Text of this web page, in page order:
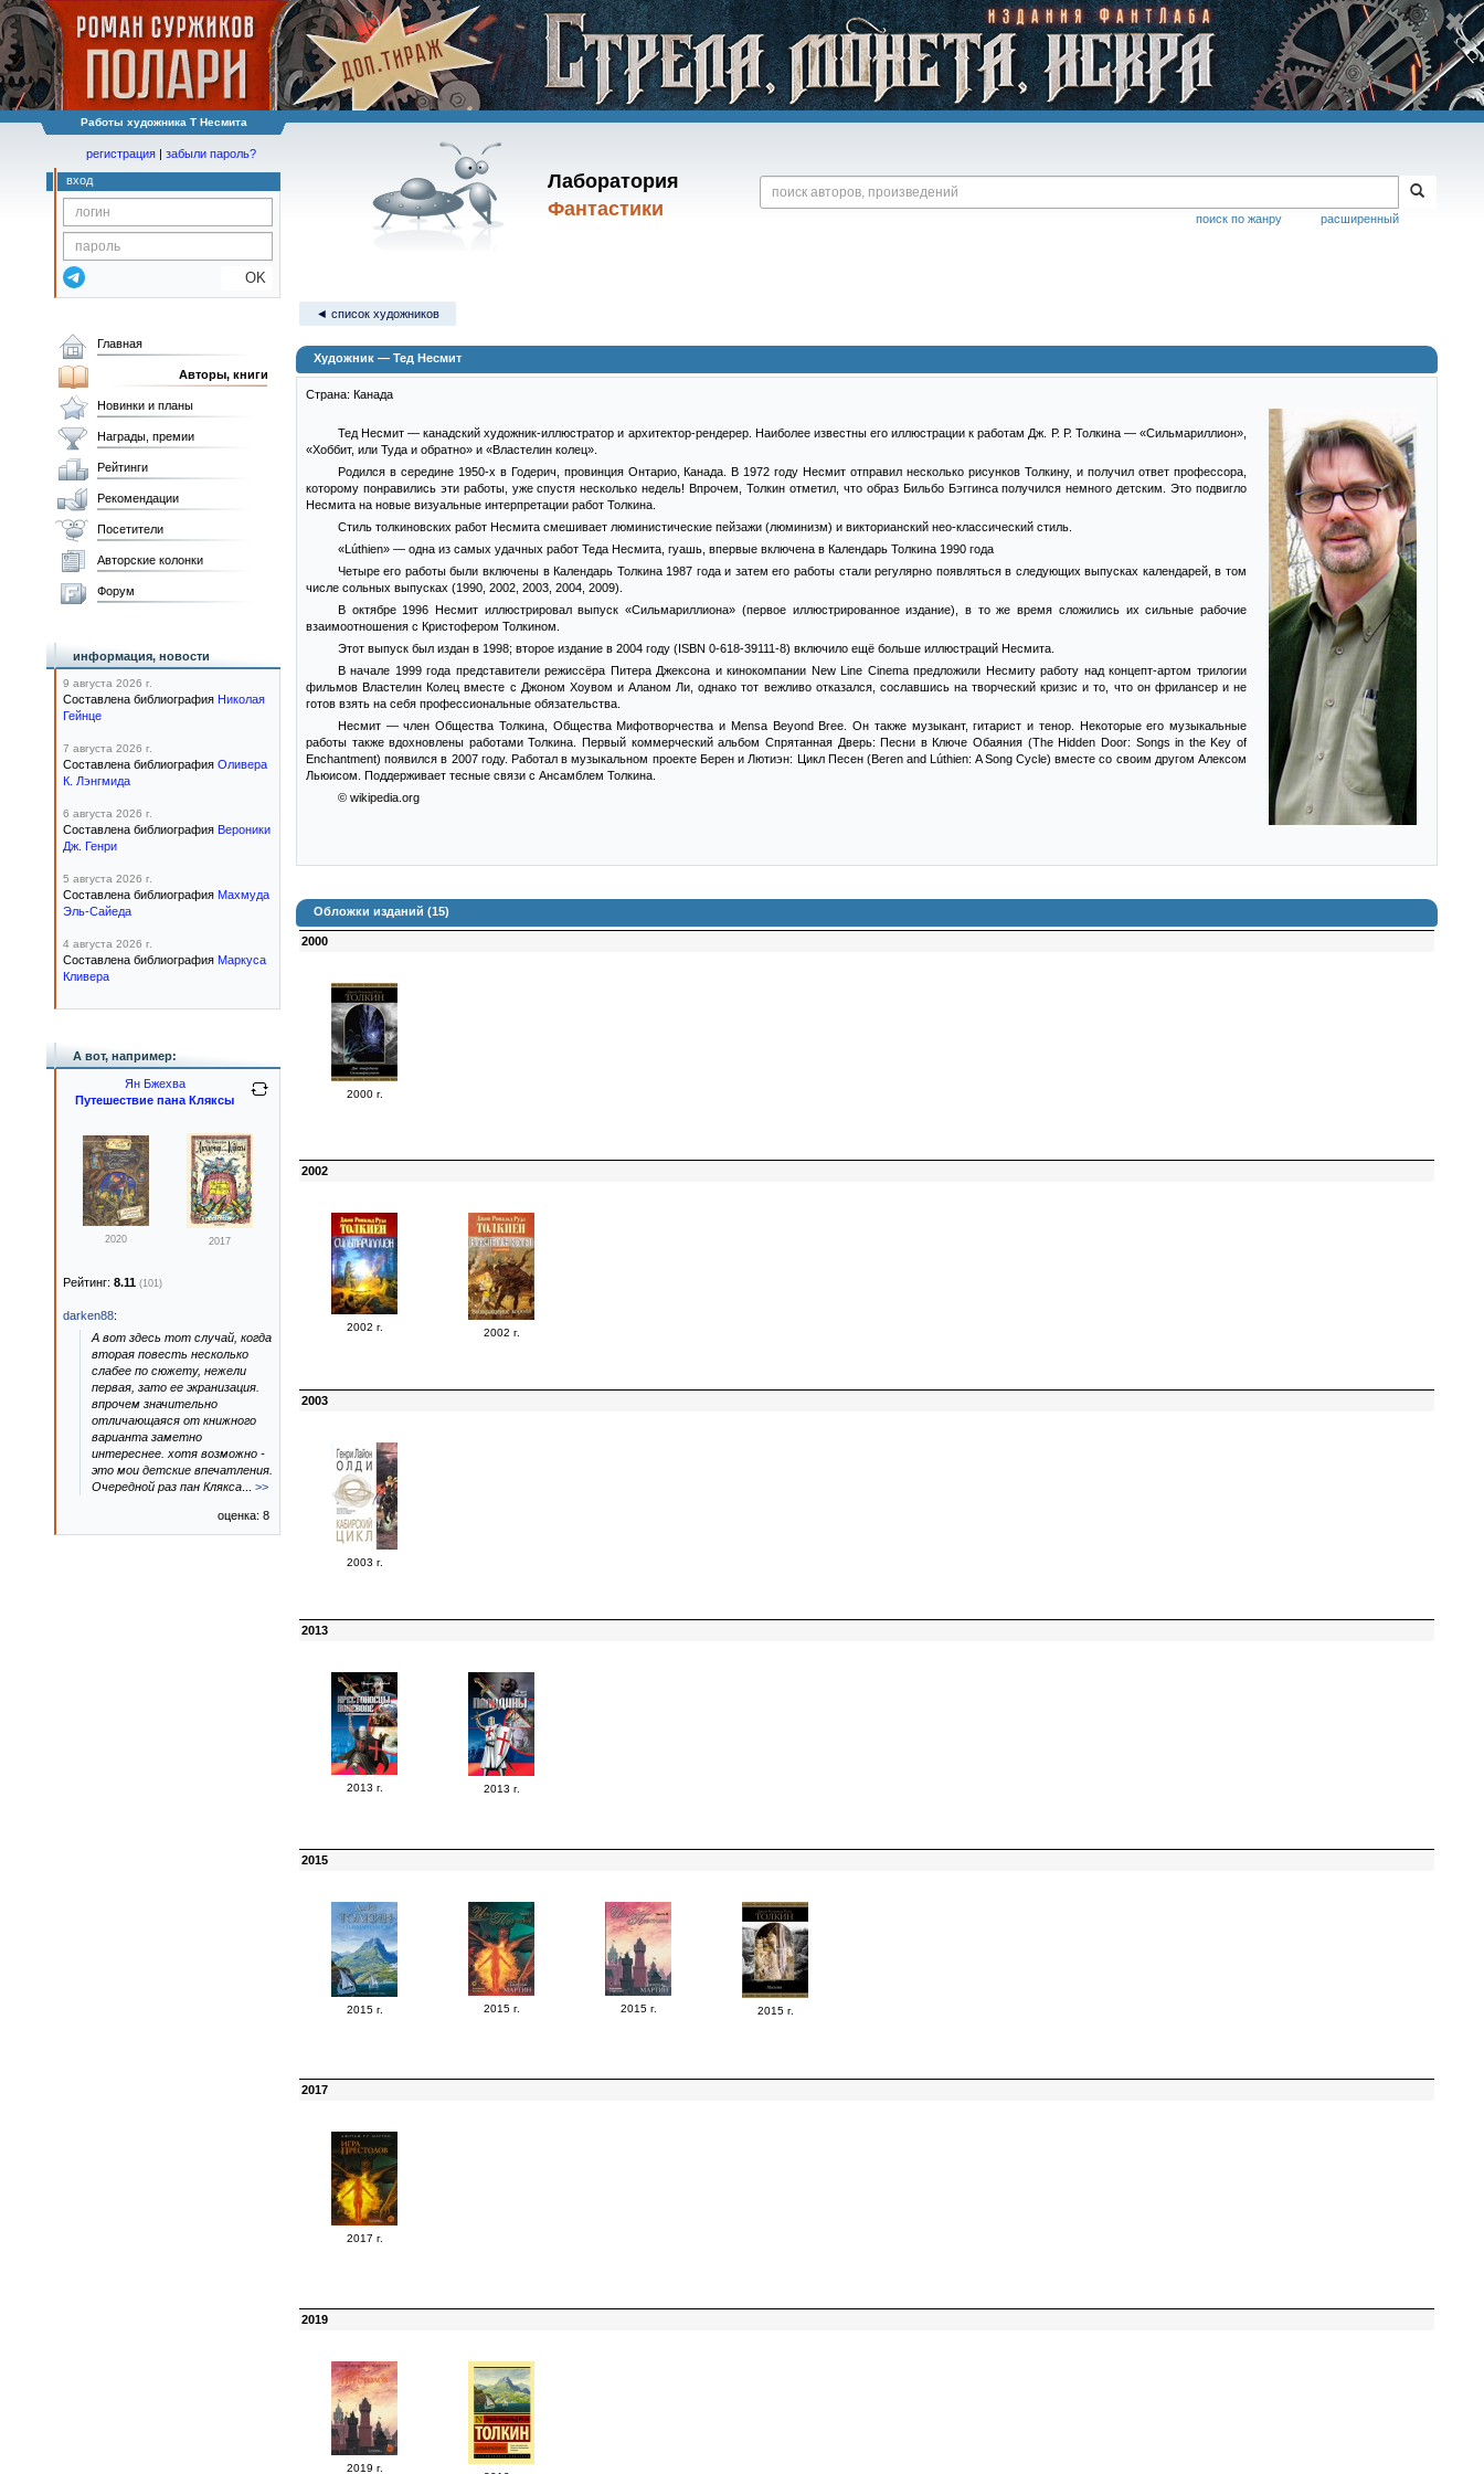
Работы художника Т Несмита
Лаборатория
Фантастики
расширенный
поиск по жанру
регистрация | забыли пароль?
вход
OK
◄ список художников
Художник — Тед Несмит
Страна: Канада
Тед Несмит — канадский художник-иллюстратор и архитектор-рендерер. Наиболее известны его иллюстрации к работам Дж. Р. Р. Толкина — «Сильмариллион»,
«Хоббит, или Туда и обратно» и «Властелин колец».
Родился в середине 1950-х в Годерич, провинция Онтарио, Канада. В 1972 году Несмит отправил несколько рисунков Толкину, и получил ответ профессора,
которому понравились эти работы, уже спустя несколько недель! Впрочем, Толкин отметил, что образ Бильбо Бэггинса получился немного детским. Это подвигло
Несмита на новые визуальные интерпретации работ Толкина.
Стиль толкиновских работ Несмита смешивает люминистические пейзажи (люминизм) и викторианский нео-классический стиль.
«Lúthien» — одна из самых удачных работ Теда Несмита, гуашь, впервые включена в Календарь Толкина 1990 года
Четыре его работы были включены в Календарь Толкина 1987 года и затем его работы стали регулярно появляться в следующих выпусках календарей, в том
числе сольных выпусках (1990, 2002, 2003, 2004, 2009).
В октябре 1996 Несмит иллюстрировал выпуск «Сильмариллиона» (первое иллюстрированное издание), в то же время сложились их сильные рабочие
взаимоотношения с Кристофером Толкином.
Этот выпуск был издан в 1998; второе издание в 2004 году (ISBN 0-618-39111-8) включило ещё больше иллюстраций Несмита.
В начале 1999 года представители режиссёра Питера Джексона и кинокомпании New Line Cinema предложили Несмиту работу над концепт-артом трилогии
фильмов Властелин Колец вместе с Джоном Хоувом и Аланом Ли, однако тот вежливо отказался, сославшись на творческий кризис и то, что он фрилансер и не
готов взять на себя профессиональные обязательства.
Несмит — член Общества Толкина, Общества Мифотворчества и Mensa Beyond Bree. Он также музыкант, гитарист и тенор. Некоторые его музыкальные
работы также вдохновлены работами Толкина. Первый коммерческий альбом Спрятанная Дверь: Песни в Ключе Обаяния (The Hidden Door: Songs in the Key of
Enchantment) появился в 2007 году. Работал в музыкальном проекте Берен и Лютиэн: Цикл Песен (Beren and Lúthien: A Song Cycle) вместе со своим другом Алексом
Льюисом. Поддерживает тесные связи с Ансамблем Толкина.
© wikipedia.org
Обложки изданий (15)
2000
2000 г.
2002
2002 г. 2002 г.
2003
2003 г.
2013
2013 г. 2013 г.
2015
2015 г. 2015 г. 2015 г. 2015 г.
2017
2017 г.
2019
2019 г.
Главная
Авторы, книги
Новинки и планы
Награды, премии
Рейтинги
Рекомендации
Посетители
Авторские колонки
Форум
информация, новости
9 августа 2026 г.
Составлена библиография Николая
Гейнце
7 августа 2026 г.
Составлена библиография Оливера
К. Лэнгмида
6 августа 2026 г.
Составлена библиография Вероники
Дж. Генри
5 августа 2026 г.
Составлена библиография Махмуда
Эль-Сайеда
4 августа 2026 г.
Составлена библиография Маркуса
Кливера
А вот, например:
Ян Бжехва
Путешествие пана Кляксы
2020 2017
Рейтинг: 8.11 (101)
darken88:
А вот здесь тот случай, когда
вторая повесть несколько
слабее по сюжету, нежели
первая, зато ее экранизация.
впрочем значительно
отличающаяся от книжного
варианта заметно
интереснее. хотя возможно -
это мои детские впечатления.
Очередной раз пан Клякса
>>
оценка: 8